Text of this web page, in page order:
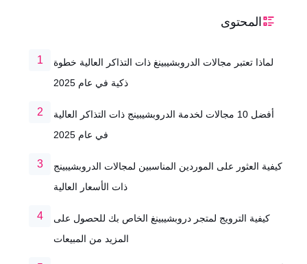
المحتوى
لماذا تعتبر مجالات الدروبشيبينغ ذات التذاكر العالية خطوة
ذكية في عام 2025
أفضل 10 مجالات لخدمة الدروبشيبينج ذات التذاكر العالية
في عام 2025
كيفية العثور على الموردين المناسبين لمجالات الدروبشيبينج
ذات الأسعار العالية
كيفية الترويج لمتجر دروبشيبينغ الخاص بك للحصول على
المزيد من المبيعات